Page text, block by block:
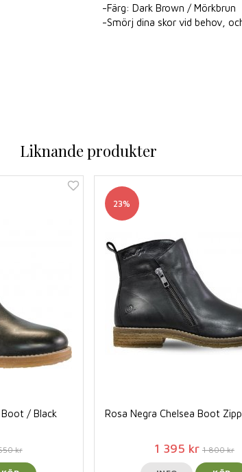
-Färg: Dark Brown / Mörkbrun
-Smörj dina skor vid behov,
Liknande produkter
Boot / Black
kr
23%
Rosa Negra Chelsea Boot
1 395 kr 1 800 kr